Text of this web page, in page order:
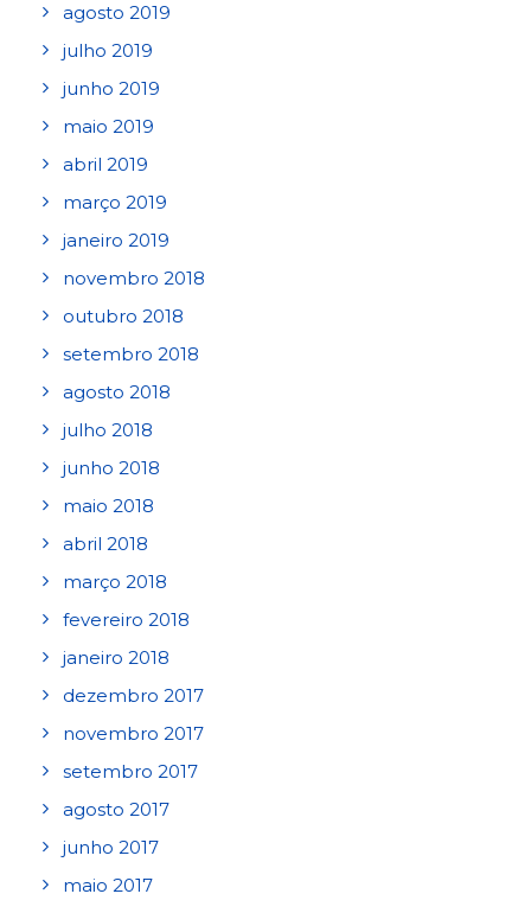
agosto 2019
julho 2019
junho 2019
maio 2019
abril 2019
março 2019
janeiro 2019
novembro 2018
outubro 2018
setembro 2018
agosto 2018
julho 2018
junho 2018
maio 2018
abril 2018
março 2018
fevereiro 2018
janeiro 2018
dezembro 2017
novembro 2017
setembro 2017
agosto 2017
junho 2017
maio 2017